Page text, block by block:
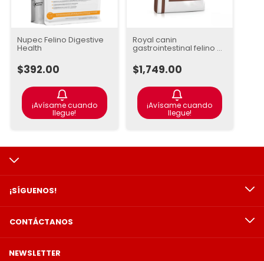
Nupec Felino Digestive
Health
$392.00
¡Avísame cuando
llegue!
Royal canin
gastrointestinal felino 4
kg
$1,749.00
¡Avísame cuando
llegue!
¡SÍGUENOS!
CONTÁCTANOS
NEWSLETTER